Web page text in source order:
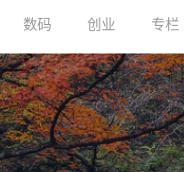
数码 创业 专栏